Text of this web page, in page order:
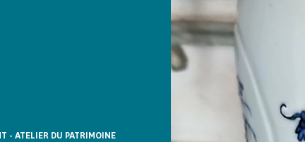
- ATELIER DU PATRIMOINE